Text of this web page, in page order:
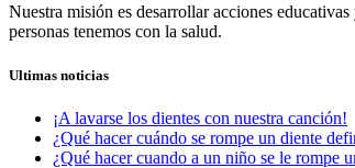
Nuestra misión es desarrollar acciones
personas tenemos con la salud.
Ultimas noticias
¡A lavarse los dientes con nuestra canción!
¿Qué hacer cuándo se rompe un diente
¿Qué hacer cuando a un niño se le rompe